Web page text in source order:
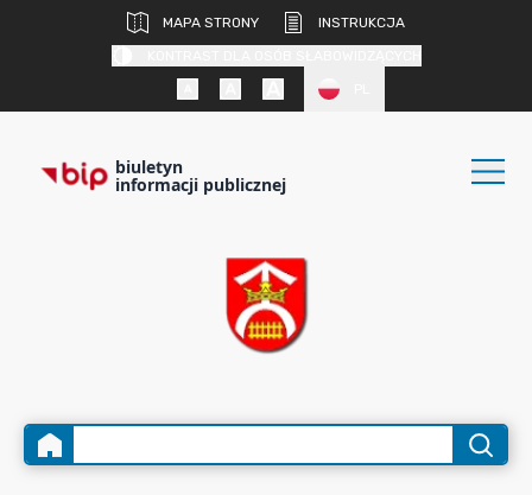
MAPA STRONY
INSTRUKCJA
biuletyn
informacji publicznej